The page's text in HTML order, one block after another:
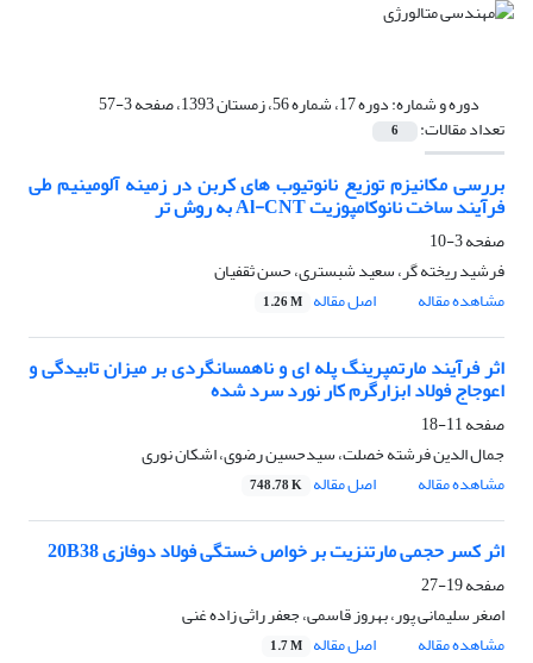
دوره و شماره:دوره 17، شماره 56، زمستان 1393، صفحه 3-57
تعداد مقالات: 6
بررسی مکانیزم توزیع نانوتیوب های کربن در زمینه آلومینیم طی
فرآیند ساخت نانوکامپوزیت Al-CNT به روش تر
صفحه3-10
فرشید ریخته گر، سعید شبستری، حسن ثقفیان
مشاهده مقاله
اصل مقاله 1.26 M
اثر فرآیند مارتمپرینگ پله ای و ناهمسانگردی بر میزان تابیدگی و
اعوجاج فولاد ابزارگرم کار نورد سرد شده
صفحه11-18
جمال الدین فرشته خصلت، سیدحسین رضوی، اشکان نوری
مشاهده مقاله
اصل مقاله 748.78 K
اثر کسر حجمی مارتنزیت بر خواص خستگی فولاد دوفازی 20B38
صفحه19-27
اصغر سلیمانی پور، بهروز قاسمی، جعفر راثی زاده غنی
مشاهده مقاله
اصل مقاله 1.7 M